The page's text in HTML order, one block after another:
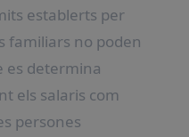
establerts per
familiars no poden
es determina
els salaris com
persones